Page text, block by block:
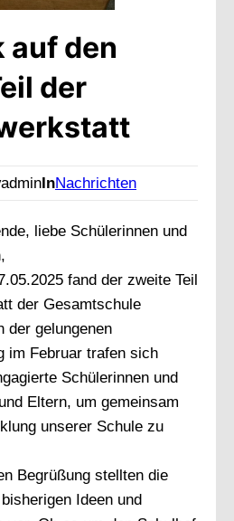
auf den
der
adminInNachrichten
liebe Schülerinnen und
fand der zweite Teil
der Gesamtschule
der gelungenen
im Februar trafen sich
Schülerinnen und
Eltern, um gemeinsam
unserer Schule zu
Begrüßung stellten die
Ideen und